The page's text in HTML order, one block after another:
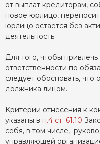
от выплат кредиторам,
новое юрлицо,
юрлицо остается без
деятельность.
Для того, чтобы
ответственности по
следует обосновать,
должника лицом.
Критерии отнесения к
указаны в п.4 ст. 61.10
себя, в том числе,
управляющей